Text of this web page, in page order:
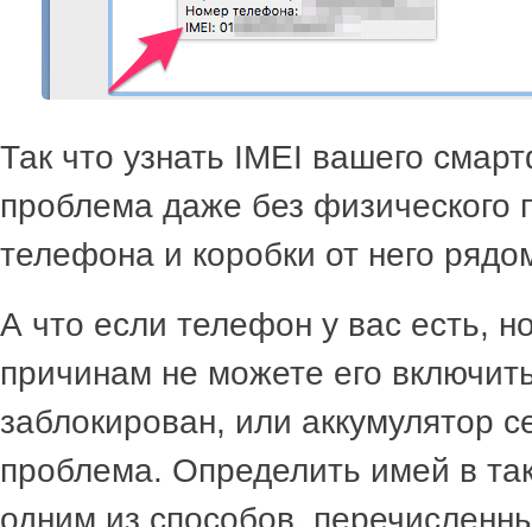
Так что узнать IMEI вашего
проблема даже без физического
телефона и коробки от него
А что если телефон у вас есть,
причинам не можете его
заблокирован, или аккумулятор
проблема. Определить имей в